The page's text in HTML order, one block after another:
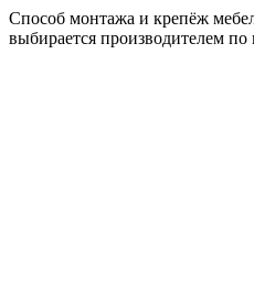
Способ монтажа и крепёж
выбирается производителем